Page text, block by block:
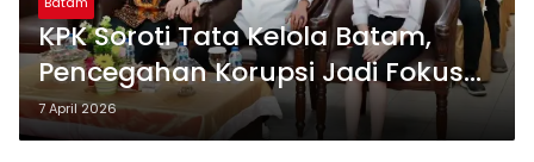
KPK Soroti Tata Kelola Batam,
Pencegahan Korupsi Jadi Fokus
Utama
7 April 2026